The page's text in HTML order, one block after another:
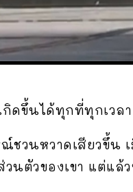
กิดขึ้นได้ทุกที่ทุกเว
ชวนหวาดเสียวขึ้น
นตัวของเขา แต่แ